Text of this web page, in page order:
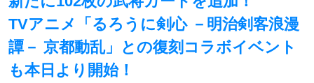
TVアニメ「るろうに剣心 －明治剣客浪漫
譚－ 京都動乱」との復刻コラボイベント
も本日より開始！